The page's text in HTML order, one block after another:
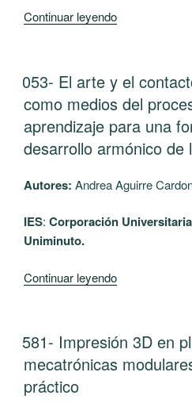
Continuar leyendo“056-
UTILIZADAS
EN
EL
AULA
PARA
CON
AUTISTA
PRIMERO
INSTITUCIÓN
EDUCATIVA
PUBLICADO
EL
053- El arte y el
como medios del
aprendizaje para una
desarrollo armónico de
Autores: Andrea Aguirre
IES: Corporación
Uniminuto.
Continuar leyendo“053-
y
el
contacto
PUBLICADO
EL
581- Impresión 3D en
mecatrónicas
práctico